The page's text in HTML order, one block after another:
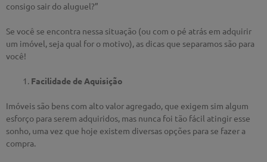
consigo sair do aluguel?”
Se você se encontra nessa situação (ou com o pé atrás em adquirir
um imóvel, seja qual for o motivo), as dicas que separamos são para
você!
Facilidade de Aquisição
Imóveis são bens com alto valor agregado, que exigem sim algum
esforço para serem adquiridos, mas nunca foi tão fácil atingir esse
sonho, uma vez que hoje existem diversas opções para se fazer a
compra.